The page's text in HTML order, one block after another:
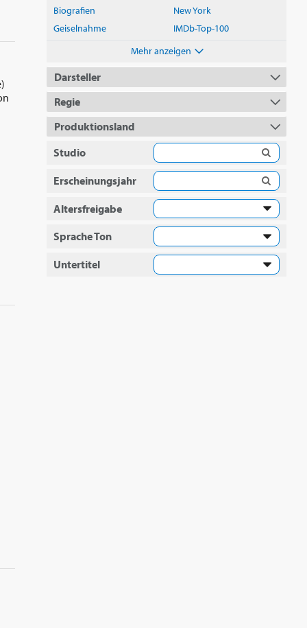
Biografien
New York
Geiselnahme
IMDb-Top-100
Mehr anzeigen
Darsteller
Regie
Produktionsland
Studio
Erscheinungsjahr
Altersfreigabe
Sprache Ton
Untertitel